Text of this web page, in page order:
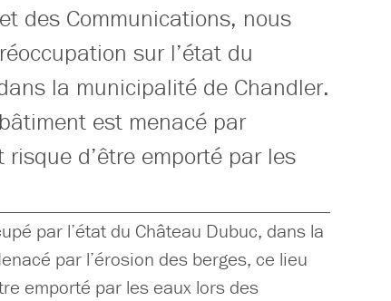
des Communications, nous
sur l’état du
la municipalité de Chandler.
est menacé par
risque d’être emporté par les
par l’état du Château Dubuc, dans la
par l’érosion des berges, ce lieu
emporté par les eaux lors des